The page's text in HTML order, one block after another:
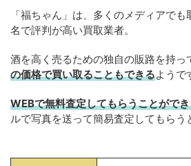
「福ちゃん」は、多くのメディアで
名で評判が高い買取業者。
酒を高く売るための独自の販路を持っ
の価格で買い取ることもできるようで
WEBで無料査定してもらうことがで
ルで写真を送って簡易査定してもらう